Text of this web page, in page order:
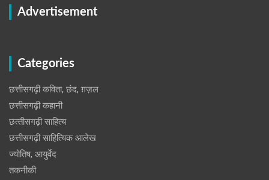
Advertisement
Categories
छत्तीसगढ़ी कविता, छंद, ग़ज़ल
छत्तीसगढ़ी कहानी
छत्‍तीसगढ़ी साहित्‍य
छत्तीसगढ़ी साहित्यिक आलेख
ज्योतिष, आयुर्वेद
तकनीकी